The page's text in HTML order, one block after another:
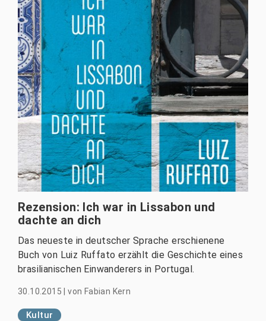
Rezension: Ich war in Lissabon und
dachte an dich
Das neueste in deutscher Sprache erschienene
Buch von Luiz Ruffato erzählt die Geschichte eines
brasilianischen Einwanderers in Portugal.
30.10.2015 |von Fabian Kern
Kultur